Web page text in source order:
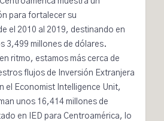
para fortalecer su
el 2010 al 2019, destinando en
3,499 millones de dólares.
ritmo, estamos más cerca de
flujos de Inversión Extranjera
el Economist Intelligence Unit,
unos 16,414 millones de
en IED para Centroamérica, lo